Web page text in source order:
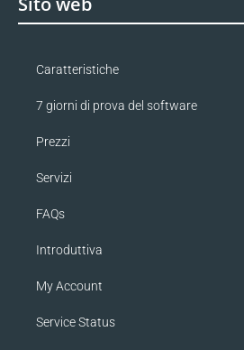
Caratteristiche
7 giorni di prova del software
Prezzi
Servizi
FAQs
Introduttiva
My Account
Service Status